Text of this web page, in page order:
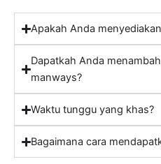
Apakah Anda
Dapatkah Anda
manways?
Waktu tunggu yang khas?
Bagaimana cara